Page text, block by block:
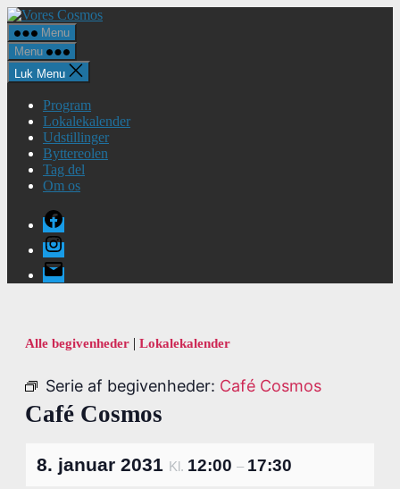
Spring
til
indholdet
Vores
Menu
Menu
Luk Menu
Program
Lokalekalender
Udstillinger
Byttereolen
Tag del
Om os
Facebook
Instagram
E-
mail
Alle begivenheder | Lokalekalender
Serie af begivenheder: Café Cosmos
Café Cosmos
8. januar 2031 Kl. 12:00 – 17:30